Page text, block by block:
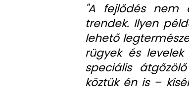
"A fejlődés nem
trendek. Ilyen
lehető
rügyek és
speciális
köztük én is –